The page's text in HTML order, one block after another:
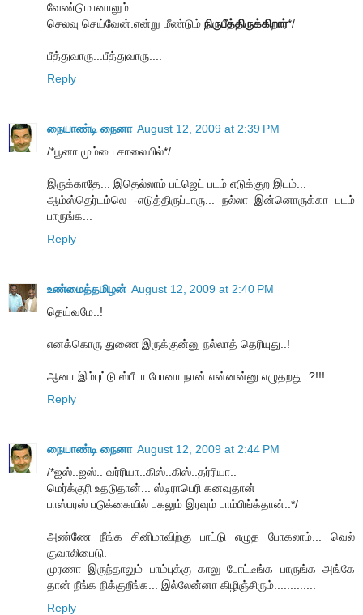
வேண்டுமானாலும்
செலவு செய்வேன்.என்று மீண்டும் நிருபீத்திருக்கிறார்*/
பீத்துவாரு...பீத்துவாரு....
Reply
நையாண்டி நைனா August 12, 2009 at 2:39 PM
/*பூனா மும்பை சாலையில்*/
இருக்காதே... இதெல்லாம் பட்ஜெட் படம் எடுக்குற இடம்...
ஆம்ஸ்தெர்டம்லெ -எடுத்திருப்பாரு... நல்லா இன்னொருக்கா படம்
பாருங்க...
Reply
உண்மைத்தமிழன் August 12, 2009 at 2:40 PM
தெய்வமே..!
எனக்கொரு துணை இருக்குன்னு நல்லாத் தெரியுது..!
ஆனா இம்புட்டு ஸ்பீடா போனா நான் என்னன்னு எழுதறது..?!!!
Reply
நையாண்டி நைனா August 12, 2009 at 2:44 PM
/*ஐஸ்..ஐஸ்.. வர்ரியா..கிஸ்..கிஸ்..தர்ரியா..
மெர்க்குரி உதடுதான்... ஸ்டிராபெரி கனவுதான்
பாஸ்பரஸ் படுக்கையில் பகலும் இரவும் பாம்பிங்க்தான்..*/
அண்ணே நீங்க சினிமாவிற்கு பாட்டு எழுத போகலாம்... வெல்
குவாலிபைடு.
முரணா இருந்தாலும் பாம்புக்கு காலு போட்டீங்க பாருங்க அங்கே
தான் நீங்க நிக்குறீங்க... இல்லேன்னா கிழிஞ்சிரும்.............
Reply